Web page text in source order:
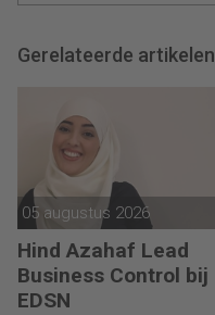
Gerelateerde artikelen
05 augustus 2026
Hind Azahaf Lead
Business Control bij
EDSN